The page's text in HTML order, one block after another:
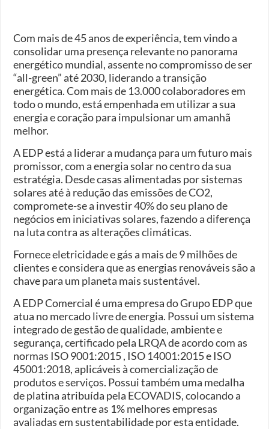
Com mais de 45 anos de experiência, tem vindo a
consolidar uma presença relevante no panorama
energético mundial, assente no compromisso de ser
“all-green” até 2030, liderando a transição
energética. Com mais de 13.000 colaboradores em
todo o mundo, está empenhada em utilizar a sua
energia e coração para impulsionar um amanhã
melhor.
A EDP está a liderar a mudança para um futuro mais
promissor, com a energia solar no centro da sua
estratégia. Desde casas alimentadas por sistemas
solares até à redução das emissões de CO2,
compromete-se a investir 40% do seu plano de
negócios em iniciativas solares, fazendo a diferença
na luta contra as alterações climáticas.
Fornece eletricidade e gás a mais de 9 milhões de
clientes e considera que as energias renováveis são a
chave para um planeta mais sustentável.
A EDP Comercial é uma empresa do Grupo EDP que
atua no mercado livre de energia. Possui um sistema
integrado de gestão de qualidade, ambiente e
segurança, certificado pela LRQA de acordo com as
normas ISO 9001:2015 , ISO 14001:2015 e ISO
45001:2018, aplicáveis à comercialização de
produtos e serviços. Possui também uma medalha
de platina atribuída pela ECOVADIS, colocando a
organização entre as 1% melhores empresas
avaliadas em sustentabilidade por esta entidade.